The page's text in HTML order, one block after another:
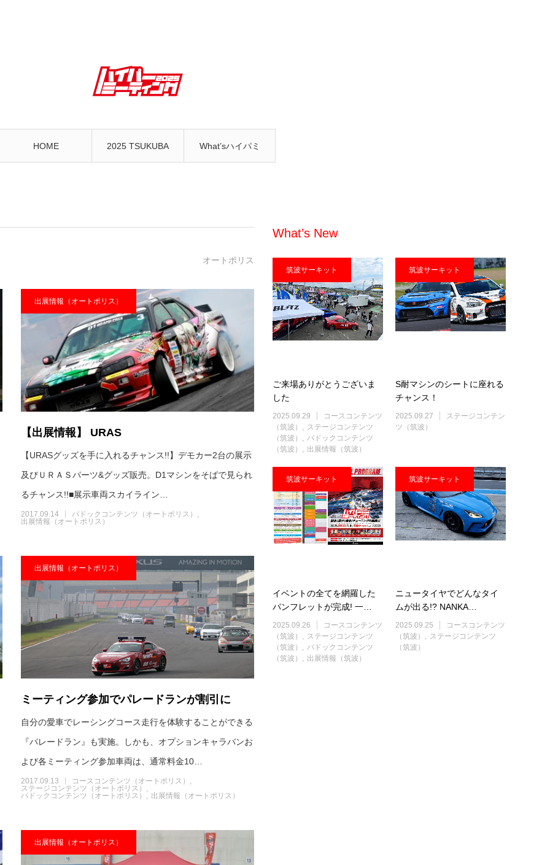
HOME 2025 TSUKUBA What’sハイパミ
オートポリス
出展情報（オートポリス）
【出展情報】 URAS
【URASグッズを手に入れるチャンス!!】デモカー2台の展示
及びＵＲＡＳパーツ&グッズ販売。D1マシンをそばで見られ
るチャンス!!■展示車両スカイライン…
2017.09.14
パドックコンテンツ（オートポリス）
出展情報（オートポリス）
出展情報（オートポリス）
ミーティング参加でパレードランが割引に
自分の愛車でレーシングコース走行を体験することができる
『パレードラン』も実施。しかも、オプションキャラバンお
よび各ミーティング参加車両は、通常料金10…
2017.09.13
コースコンテンツ（オートポリス）
ステージコンテンツ（オートポリス）
パドックコンテンツ（オートポリス）
出展情報（オートポリス）
出展情報（オートポリス）
What’s New
筑波サーキット
ご来場ありがとうございま
した
2025.09.29
コースコンテンツ
（筑波）
ステージコンテンツ
（筑波）
パドックコンテンツ
（筑波）
出展情報（筑波）
筑波サーキット
S耐マシンのシートに座れる
チャンス！
2025.09.27
ステージコンテン
ツ（筑波）
筑波サーキット
イベントの全てを網羅した
パンフレットが完成! 一…
2025.09.26
コースコンテンツ
（筑波）
ステージコンテンツ
（筑波）
パドックコンテンツ
（筑波）
出展情報（筑波）
筑波サーキット
ニュータイヤでどんなタイ
ムが出る!? NANKA…
2025.09.25
コースコンテンツ
（筑波）
ステージコンテンツ
（筑波）